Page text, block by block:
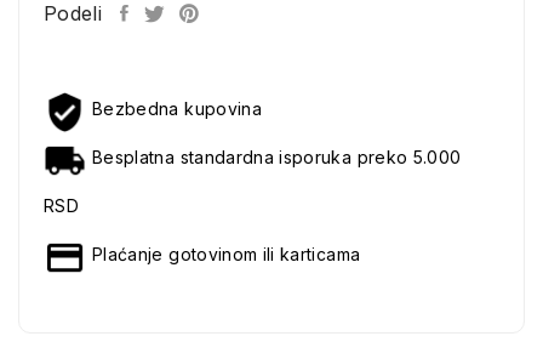
Podeli
Bezbedna kupovina
Besplatna standardna isporuka preko 5.000
RSD
Plaćanje gotovinom ili karticama